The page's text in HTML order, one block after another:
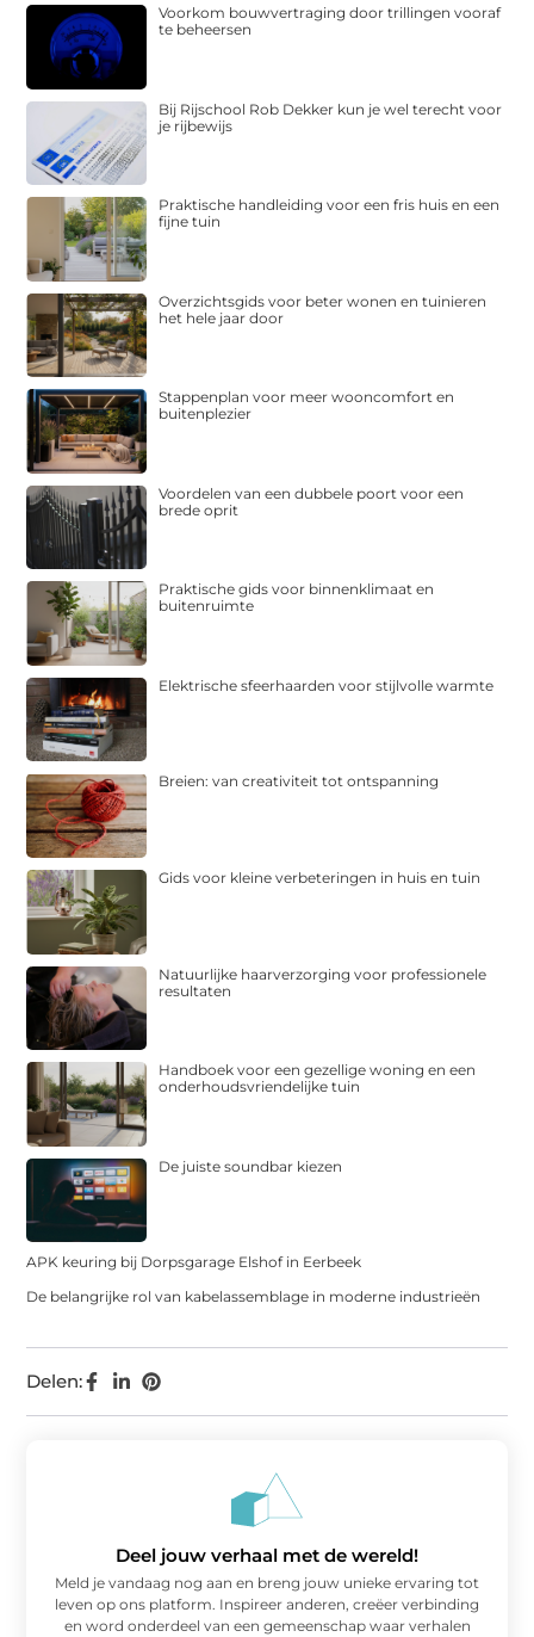
Delen:
Voorkom bouwvertraging door trillingen vooraf
te beheersen
Bij Rijschool Rob Dekker kun je wel terecht voor
je rijbewijs
Praktische handleiding voor een fris huis en een
fijne tuin
Overzichtsgids voor beter wonen en tuinieren
het hele jaar door
Stappenplan voor meer wooncomfort en
buitenplezier
Voordelen van een dubbele poort voor een
brede oprit
Praktische gids voor binnenklimaat en
buitenruimte
Elektrische sfeerhaarden voor stijlvolle warmte
Breien: van creativiteit tot ontspanning
Gids voor kleine verbeteringen in huis en tuin
Natuurlijke haarverzorging voor professionele
resultaten
Handboek voor een gezellige woning en een
onderhoudsvriendelijke tuin
De juiste soundbar kiezen
APK keuring bij Dorpsgarage Elshof in Eerbeek
De belangrijke rol van kabelassemblage in moderne industrieën
Deel jouw verhaal met de wereld!
Meld je vandaag nog aan en breng jouw unieke ervaring tot
leven op ons platform. Inspireer anderen, creëer verbinding
en word onderdeel van een gemeenschap waar verhalen